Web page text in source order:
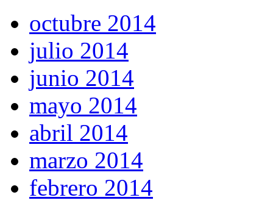
octubre 2014
julio 2014
junio 2014
mayo 2014
abril 2014
marzo 2014
febrero 2014